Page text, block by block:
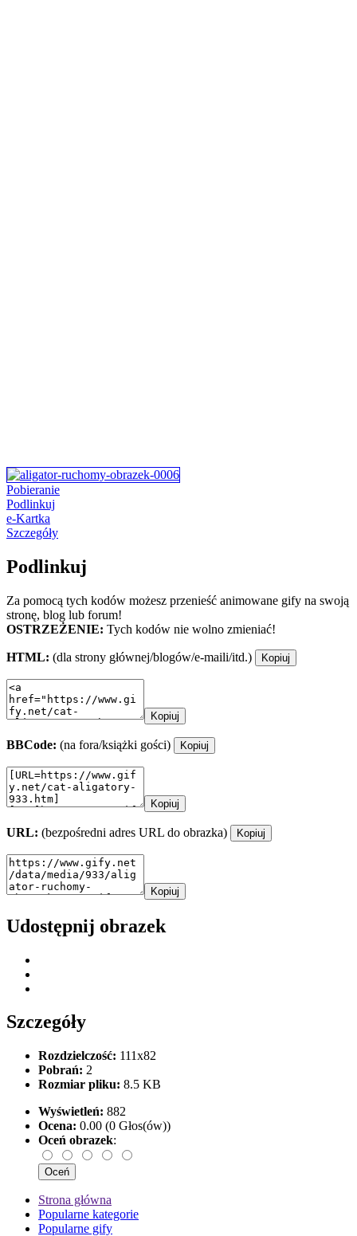
Pobieranie
Podlinkuj
e-Kartka
Szczegóły
Podlinkuj
Za pomocą tych kodów możesz przenieść animowane gify na swoją
stronę, blog lub forum!
OSTRZEŻENIE: Tych kodów nie wolno zmieniać!
HTML: (dla strony głównej/blogów/e-maili/itd.) Kopiuj
Kopiuj
BBCode: (na fora/książki gości) Kopiuj
Kopiuj
URL: (bezpośredni adres URL do obrazka) Kopiuj
Kopiuj
Udostępnij obrazek
Szczegóły
Rozdzielczość: 111x82
Pobrań: 2
Rozmiar pliku: 8.5 KB
Wyświetleń: 882
Ocena: 0.00 (0 Głos(ów))
Oceń obrazek:
Strona główna
Popularne kategorie
Popularne gify